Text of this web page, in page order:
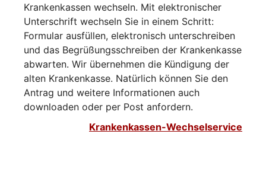
Krankenkassen wechseln. Mit elektronischer
Unterschrift wechseln Sie in einem Schritt:
Formular ausfüllen, elektronisch unterschreiben
und das Begrüßungsschreiben der Krankenkasse
abwarten. Wir übernehmen die Kündigung der
alten Krankenkasse. Natürlich können Sie den
Antrag und weitere Informationen auch
downloaden oder per Post anfordern.
Krankenkassen-Wechselservice